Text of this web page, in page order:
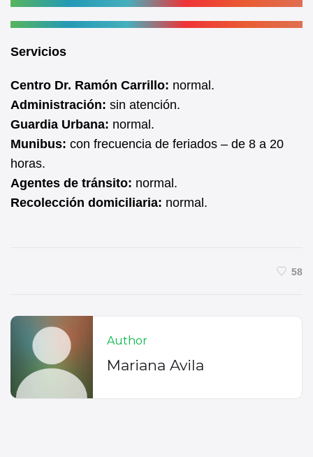
Servicios
Centro Dr. Ramón Carrillo: normal.
Administración: sin atención.
Guardia Urbana: normal.
Munibus: con frecuencia de feriados – de 8 a 20
horas.
Agentes de tránsito: normal.
Recolección domiciliaria: normal.
58
Author
Mariana Avila